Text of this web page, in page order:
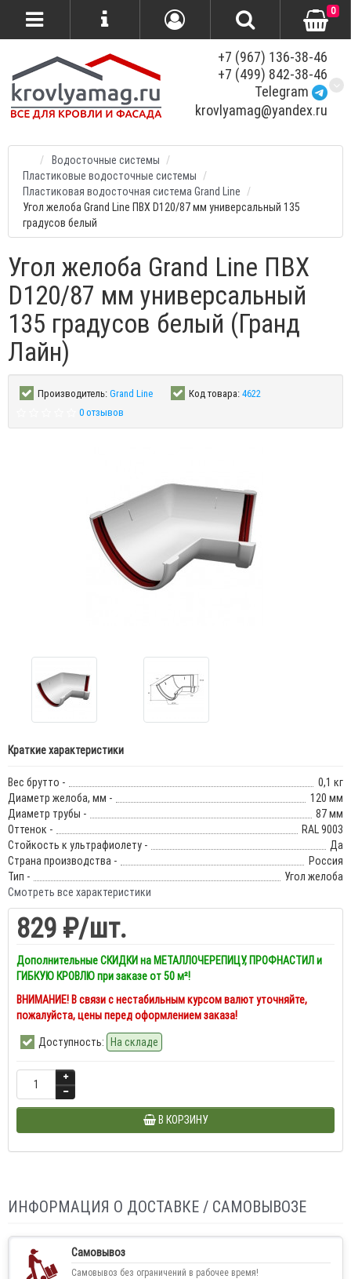
+7 (967) 136-38-46
+7 (499) 842-38-46
Telegram
krovlyamag@yandex.ru
0
Водосточные системы
Пластиковые водосточные системы
Пластиковая водосточная система Grand Line
Угол желоба Grand Line ПВХ D120/87 мм универсальный 135
градусов белый
Угол желоба Grand Line ПВХ
D120/87 мм универсальный
135 градусов белый (Гранд
Лайн)
Производитель:Grand Line Код товара:4622
0 отзывов
Краткие характеристики
Вес брутто -
0,1 кг
Диаметр желоба, мм -
120 мм
Диаметр трубы -
87 мм
Оттенок -
RAL 9003
Стойкость к ультрафиолету -
Да
Страна производства -
Россия
Тип -
Угол желоба
Смотреть все характеристики
829 ₽/шт.
Дополнительные СКИДКИ на МЕТАЛЛОЧЕРЕПИЦУ, ПРОФНАСТИЛ и
ГИБКУЮ КРОВЛЮ при заказе от 50 м²!
ВНИМАНИЕ! В связи с нестабильным курсом валют уточняйте,
пожалуйста, цены перед оформлением заказа!
Доступность: На складе
В КОРЗИНУ
ИНФОРМАЦИЯ О ДОСТАВКЕ / САМОВЫВОЗЕ
Самовывоз
Самовывоз без ограничений в рабочее время!